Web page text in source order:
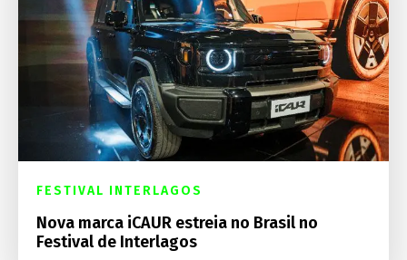
FESTIVAL INTERLAGOS
Nova marca iCAUR estreia no Brasil no
Festival de Interlagos